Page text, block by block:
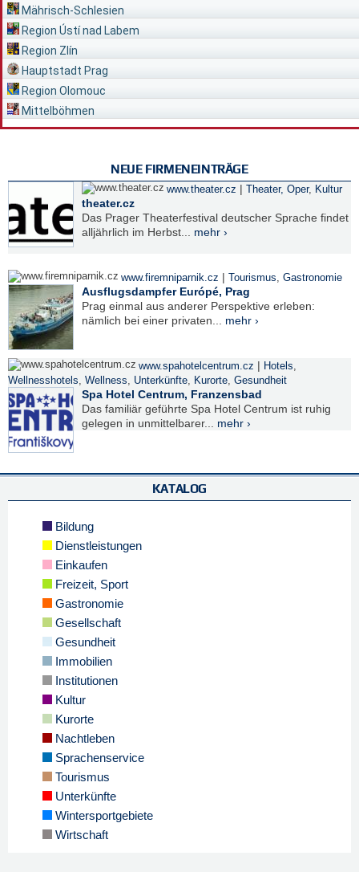
Mährisch-Schlesien
Region Ústí nad Labem
Region Zlín
Hauptstadt Prag
Region Olomouc
Mittelböhmen
NEUE FIRMENEINTRÄGE
www.theater.cz | Theater, Oper, Kultur
theater.cz
Das Prager Theaterfestival deutscher Sprache findet
alljährlich im Herbst... mehr ›
www.firemniparnik.cz | Tourismus, Gastronomie
Ausflugsdampfer Európé, Prag
Prag einmal aus anderer Perspektive erleben:
nämlich bei einer privaten... mehr ›
www.spahotelcentrum.cz | Hotels,
Wellnesshotels, Wellness, Unterkünfte, Kurorte, Gesundheit
Spa Hotel Centrum, Franzensbad
Das familiär geführte Spa Hotel Centrum ist ruhig
gelegen in unmittelbarer... mehr ›
KATALOG
Bildung
Dienstleistungen
Einkaufen
Freizeit, Sport
Gastronomie
Gesellschaft
Gesundheit
Immobilien
Institutionen
Kultur
Kurorte
Nachtleben
Sprachenservice
Tourismus
Unterkünfte
Wintersportgebiete
Wirtschaft